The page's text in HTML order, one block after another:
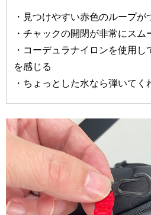
・見つけやすい赤色のループ
・チャックの開閉が非常にスム
・コーデュラナイロンを使用
を感じる
・ちょっとした水なら弾いてく